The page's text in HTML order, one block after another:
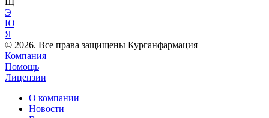
Э
Ю
Я
© 2026. Все права защищены Курганфармация
Компания
Помощь
Лицензии
О компании
Новости